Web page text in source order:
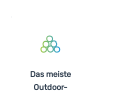
Das meiste
Outdoor-